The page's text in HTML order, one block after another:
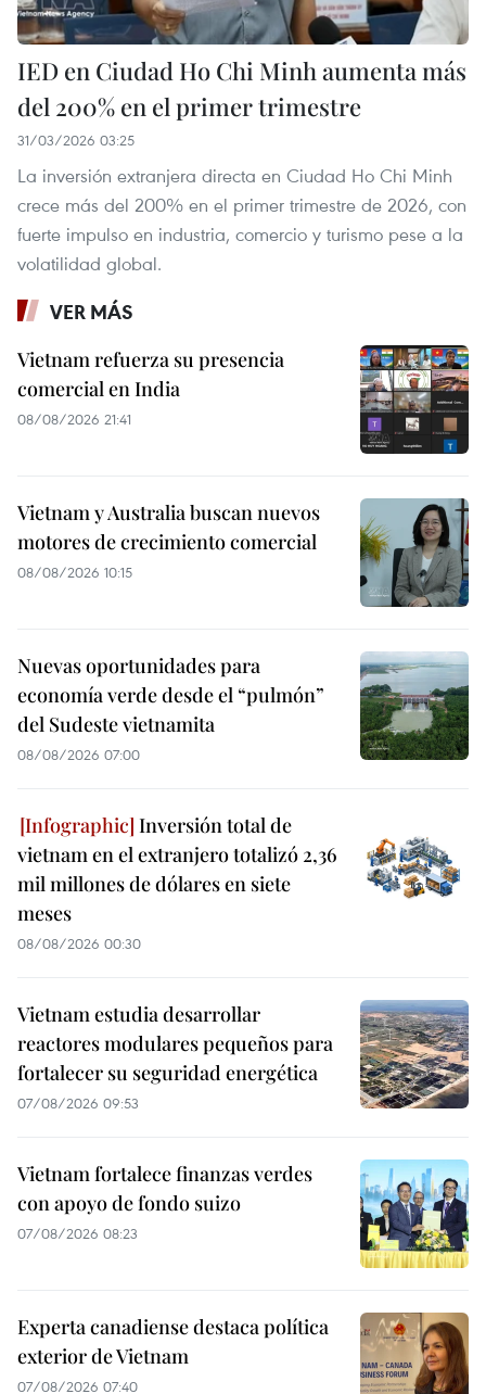
IED en Ciudad Ho Chi Minh aumenta más
del 200% en el primer trimestre
31/03/2026 03:25
La inversión extranjera directa en Ciudad Ho Chi Minh
crece más del 200% en el primer trimestre de 2026, con
fuerte impulso en industria, comercio y turismo pese a la
volatilidad global.
VER MÁS
Vietnam refuerza su presencia
comercial en India
08/08/2026 21:41
Vietnam y Australia buscan nuevos
motores de crecimiento comercial
08/08/2026 10:15
Nuevas oportunidades para
economía verde desde el “pulmón”
del Sudeste vietnamita
08/08/2026 07:00
Inversión total de
vietnam en el extranjero totalizó 2,36
mil millones de dólares en siete
meses
08/08/2026 00:30
Vietnam estudia desarrollar
reactores modulares pequeños para
fortalecer su seguridad energética
07/08/2026 09:53
Vietnam fortalece finanzas verdes
con apoyo de fondo suizo
07/08/2026 08:23
Experta canadiense destaca política
exterior de Vietnam
07/08/2026 07:40